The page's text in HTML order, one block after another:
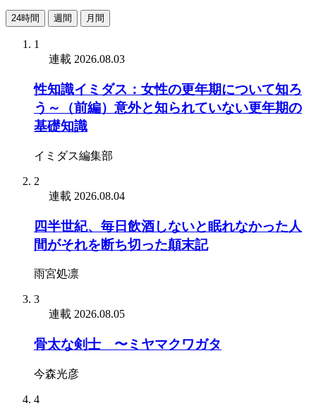
24時間 週間 月間
1
連載 2026.08.03
性知識イミダス：女性の更年期について知ろ
う～（前編）意外と知られていない更年期の
基礎知識
イミダス編集部
2
連載 2026.08.04
四半世紀、毎日飲酒しないと眠れなかった人
間がそれを断ち切った顛末記
雨宮処凛
3
連載 2026.08.05
骨太な剣士 〜ミヤマクワガタ
今森光彦
4